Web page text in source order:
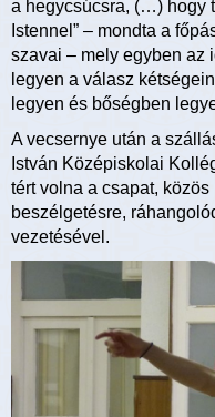
a hegycsúcsra, (…) hogy
Istennel” – mondta a
szavai – mely egyben az
legyen a válasz
legyen és bőségben
A vecsernye után a
István Középiskolai
tért volna a csapat,
beszélgetésre,
vezetésével.